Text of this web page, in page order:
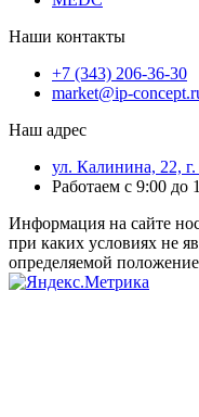
Наши контакты
+7 (343) 206-36-30
market@ip-
Наш адрес
ул. Калинина, 22,
Работаем с 9:00
Информация на сайте
при каких условиях не
определяемой